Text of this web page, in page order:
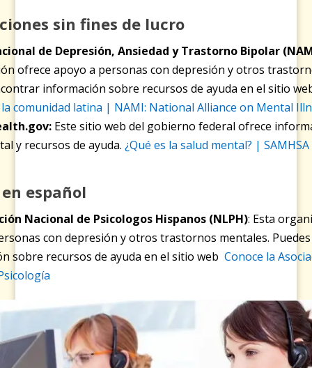
sin fines de lucro
de Depresión, Ansiedad y Trastorno Bipolar
ofrece apoyo a personas con depresión y otros
información sobre recursos de ayuda en el sitio
comunidad latina | NAMI: National Alliance on Mental
Este sitio web del gobierno federal ofrece
y recursos de ayuda. ¿Qué es la salud mental? | SAMHSA
español
Nacional de Psicologos Hispanos (NLPH): Esta
con depresión y otros trastornos mentales.
sobre recursos de ayuda en el sitio web Conoce la